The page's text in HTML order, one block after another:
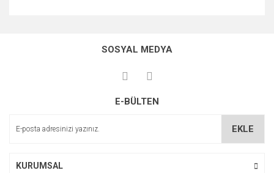
kullanarak tarafımıza iletebilirsiniz.
Görüş ve önerileriniz için teşekkür ederiz.
Ürün açıklamasında eksik bilgiler bulunuyor.
SOSYAL MEDYA
E-BÜLTEN
EKLE
KURUMSAL